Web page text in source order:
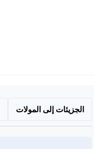
الجزيئات إلى المولات